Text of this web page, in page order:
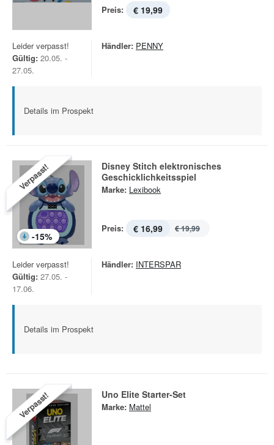
Preis: € 19,99
Leider verpasst!
Gültig: 20.05. -
27.05.
Händler: PENNY
Details im Prospekt
Verpasst!
-15%
Disney Stitch elektronisches
Geschicklichkeitsspiel
Marke: Lexibook
Preis: € 16,99 € 19,99
Leider verpasst!
Gültig: 27.05. -
17.06.
Händler: INTERSPAR
Details im Prospekt
Verpasst! Uno Elite Starter-Set
Marke: Mattel